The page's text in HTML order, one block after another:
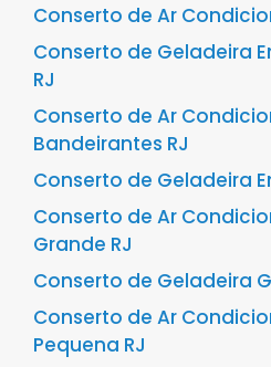
Conserto de Ar
Conserto de Geladeira
RJ
Conserto de Ar
Bandeirantes RJ
Conserto de Geladeira
Conserto de Ar
Grande RJ
Conserto de Geladeira
Conserto de Ar
Pequena RJ